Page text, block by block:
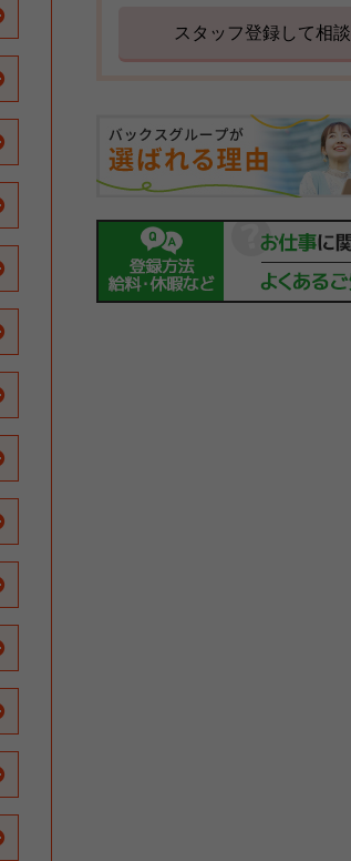
スタッフ登録して相談